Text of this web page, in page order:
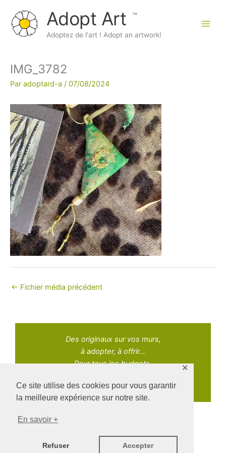
Ce site utilise des cookies pour vous garantir
la meilleure expérience sur notre site.
En savoir +
Refuser Accepter
✕
contenu
Adopt Art
Adoptez de l'art ! Adopt an artwork!
IMG_3782
Par adoptard-a / 07/08/2024
← Fichier média précédent
Des originaux sur vos murs,
à adopter, à offrir...
Pour tous les budgets.